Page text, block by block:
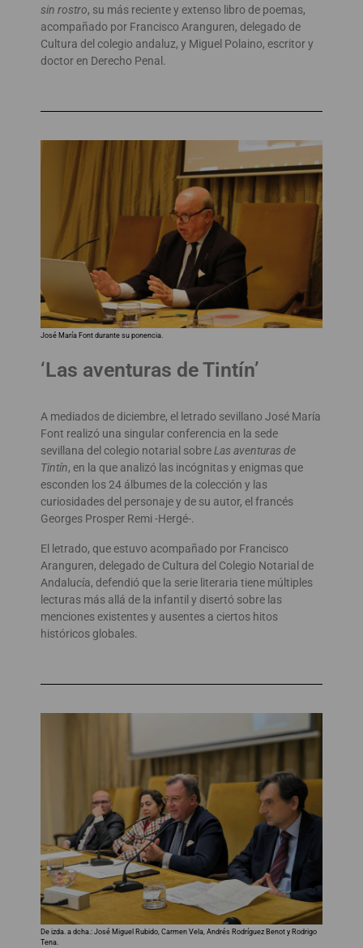
sin rostro, su más reciente y extenso libro de poemas,
acompañado por Francisco Aranguren, delegado de
Cultura del colegio andaluz, y Miguel Polaino, escritor y
doctor en Derecho Penal.
José María Font durante su ponencia.
‘Las aventuras de Tintín’
A mediados de diciembre, el letrado sevillano José María
Font realizó una singular conferencia en la sede
sevillana del colegio notarial sobreLas aventuras de
Tintín, en la que analizó las incógnitas y enigmas que
esconden los 24 álbumes de la colección y las
curiosidades del personaje y de su autor, el francés
Georges Prosper Remi -Hergé-.
El letrado, que estuvo acompañado por Francisco
Aranguren, delegado de Cultura del Colegio Notarial de
Andalucía, defendió que la serie literaria tiene múltiples
lecturas más allá de la infantil y disertó sobre las
menciones existentes y ausentes a ciertos hitos
históricos globales.
De izda. a dcha.: José Miguel Rubido, Carmen Vela, Andrés Rodríguez Benot y Rodrigo
Tena.